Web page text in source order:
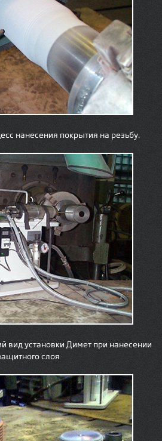
нанесения покрытия на резьбу.
вид установки Димет при нанесении
слоя